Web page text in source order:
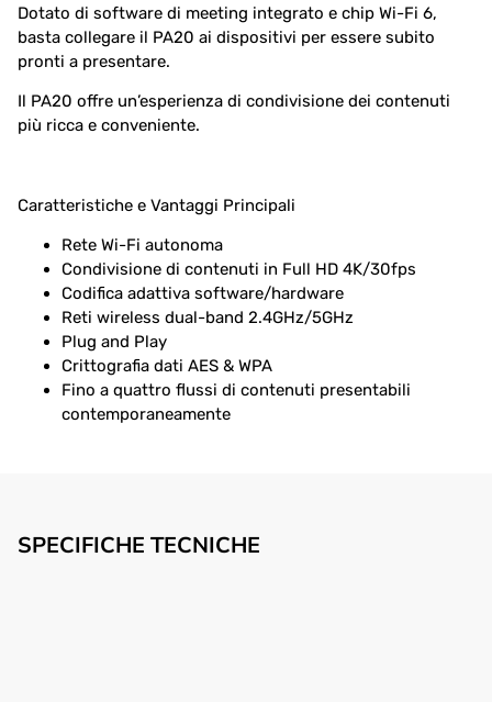
Dotato di software di meeting integrato e chip Wi-Fi 6,
basta collegare il PA20 ai dispositivi per essere subito
pronti a presentare.
Il PA20 offre un’esperienza di condivisione dei contenuti
più ricca e conveniente.
Caratteristiche e Vantaggi Principali
Rete Wi-Fi autonoma
Condivisione di contenuti in Full HD 4K/30fps
Codifica adattiva software/hardware
Reti wireless dual-band 2.4GHz/5GHz
Plug and Play
Crittografia dati AES & WPA
Fino a quattro flussi di contenuti presentabili
contemporaneamente
SPECIFICHE TECNICHE